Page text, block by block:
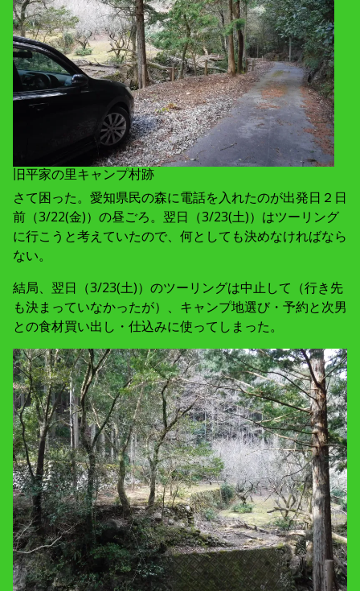
旧平家の里キャンプ村跡
さて困った。愛知県民の森に電話を入れたのが出発日２日
前（3/22(金)）の昼ごろ。翌日（3/23(土)）はツーリング
に行こうと考えていたので、何としても決めなければなら
ない。
結局、翌日（3/23(土)）のツーリングは中止して（行き先
も決まっていなかったが）、キャンプ地選び・予約と次男
との食材買い出し・仕込みに使ってしまった。